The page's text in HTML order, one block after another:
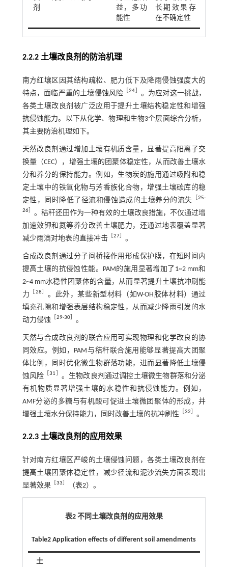
剂
益，多功
能性
长期效果存
在不确定性
2.2.2 土壤改良剂的防治机理
南方红壤区因其结构疏松、肥力低下及降雨侵蚀强度大的
特点，面临严重的土壤侵蚀风险 ［24］ 。为应对这一挑战，
各类土壤改良剂被广泛应用于提升土壤结构稳定性和增强
抗侵蚀能力。以下从化学、物理和生物3个层面综合分析，
其主要防治机理如下。
天然改良剂通过增加土壤有机质含量，显著提高阳离子交
换量（CEC），增强土壤的团聚体稳定性，从而改善土壤水
分和养分的保持能力。例如，生物炭的施用通过吸附和稳
定土壤中的铁氧化物与芳香族化合物，增强土壤碳库的稳
定性，同时降低了径流和侵蚀造成的土壤养分的流失 ［25-
26］ 。秸秆还田作为一种有效的土壤改良措施，不仅通过增
加速效钾和氮等养分改善土壤肥力，还通过地表覆盖显著
减少雨滴对地表的直接冲击［27］ 。
合成改良剂通过分子间桥接作用形成保护膜，在短时间内
提高土壤的抗侵蚀性能。PAM的施用显著增加了1~2 mm和
2~4 mm水稳性团聚体的含量，从而显著提升土壤抗冲刷能
力
［28］ 。此外，某些新型材料（如W-OH胶体材料）通过
填充孔隙和增强表层结构稳定性，从而减少降雨引发的水
动力侵蚀 ［29-30］ 。
天然与合成改良剂的联合应用可实现物理和化学改良的协
同效应。例如，PAM与秸秆联合施用能够显著提高大团聚
体比例，同时优化微生物群落功能，进而显著降低土壤侵
蚀风险 ［31］ 。生物改良剂通过调控土壤微生物群落和分泌
有机物质显著增强土壤的水稳性和抗侵蚀能力。例如，
AMF分泌的多糖与有机酸可促进土壤微团聚体的形成，并
增强土壤水分保持能力，同时改善土壤的抗冲刷性 ［32］ 。
2.2.3 土壤改良剂的应用效果
针对南方红壤区严峻的土壤侵蚀问题，各类土壤改良剂在
提高土壤团聚体稳定性，减少径流和泥沙流失方面表现出
显著效果 ［33］ （表2）。
表2 不同土壤改良剂的应用效果
Table2 Application effects of different soil amendments
土